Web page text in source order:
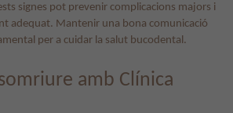
signes pot prevenir complicacions majors i
adequat. Mantenir una bona comunicació
per a cuidar la salut bucodental.
amb Clínica